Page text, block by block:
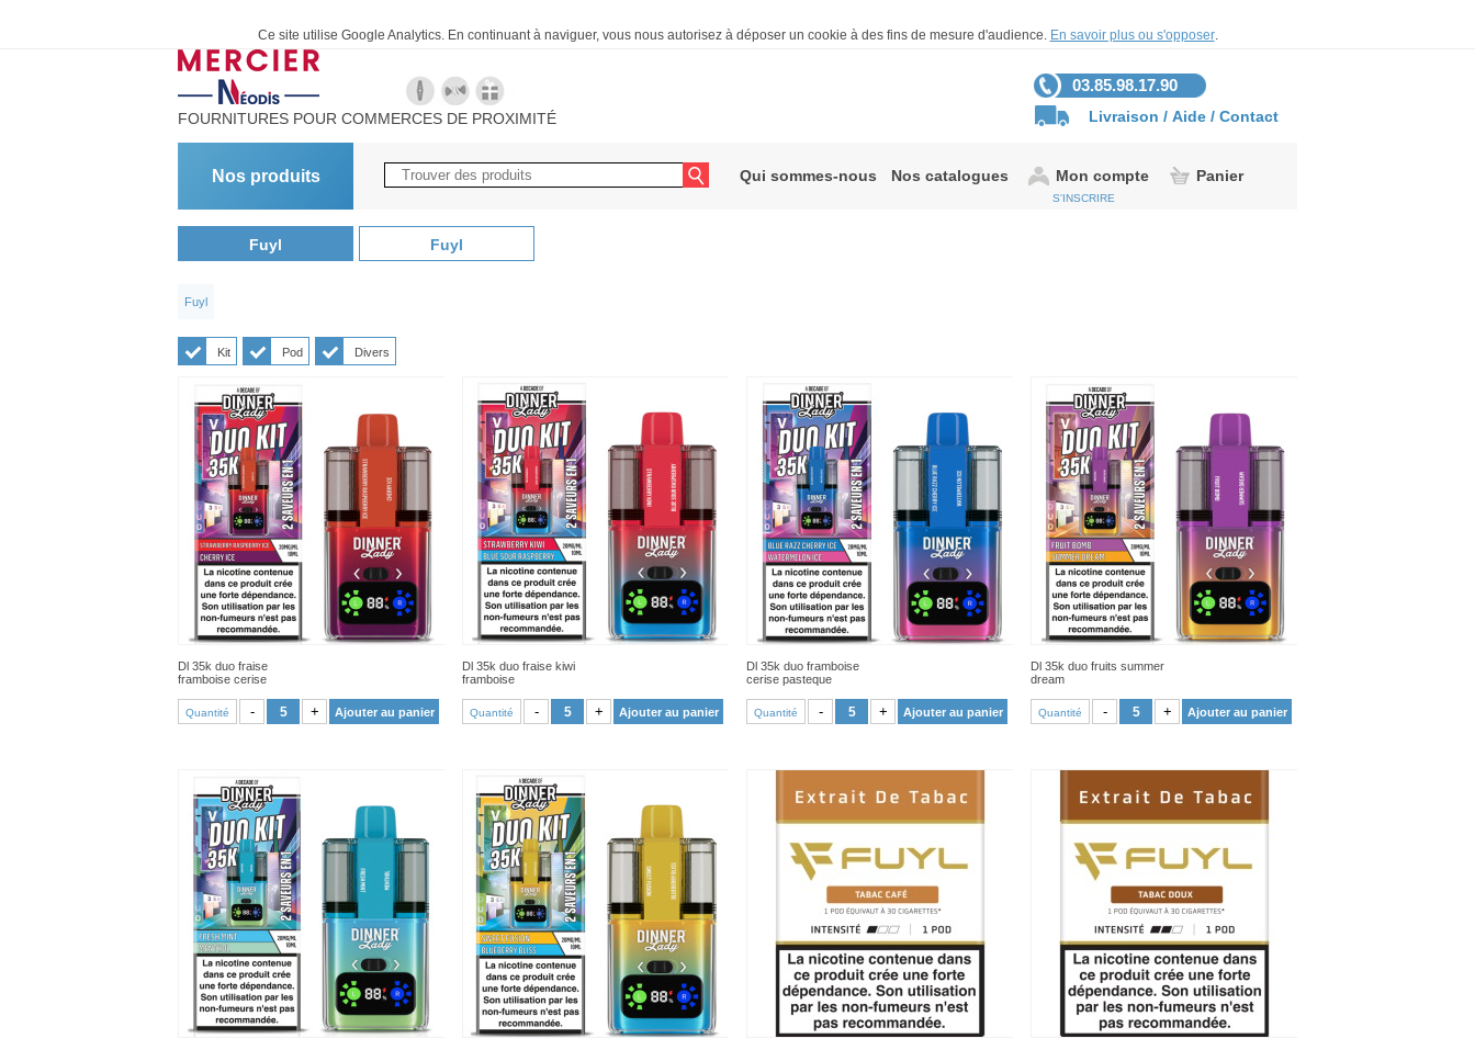
Ce site utilise Google Analytics. En continuant à naviguer, vous nous autorisez à déposer un cookie à des fins de mesure d'audience. En savoir plus ou s'opposer.
FOURNITURES POUR COMMERCES DE PROXIMITÉ
03.85.98.17.90
Livraison / Aide / Contact
Nos produits Qui sommes-nous Nos catalogues Mon compte Panier
S'INSCRIRE
Fuyl Fuyl
Fuyl
Kit Pod Divers
Dl 35k duo fraise
framboise cerise
Quantité - + Ajouter au panier
Dl 35k duo fraise kiwi
framboise
Quantité - + Ajouter au panier
Dl 35k duo framboise
cerise pasteque
Quantité - + Ajouter au panier
Dl 35k duo fruits summer
dream
Quantité - + Ajouter au panier